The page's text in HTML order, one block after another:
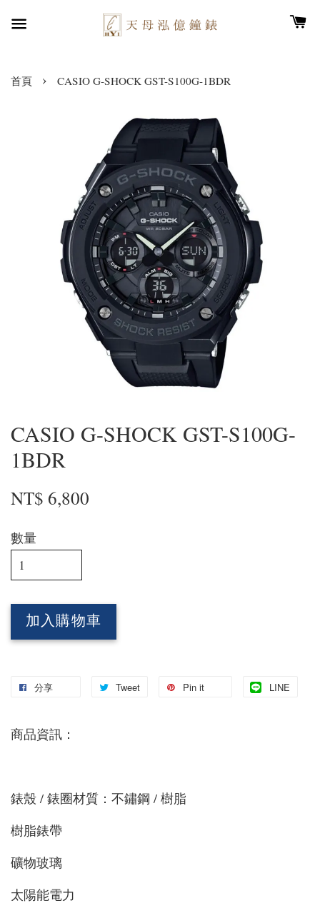
首頁 › CASIO G-SHOCK GST-S100G-1BDR
CASIO G-SHOCK GST-S100G-
1BDR
NT$ 6,800
數量
加入購物車
分享 Tweet Pin it LINE
商品資訊：
錶殼 / 錶圈材質：不鏽鋼 / 樹脂
樹脂錶帶
礦物玻璃
太陽能電力